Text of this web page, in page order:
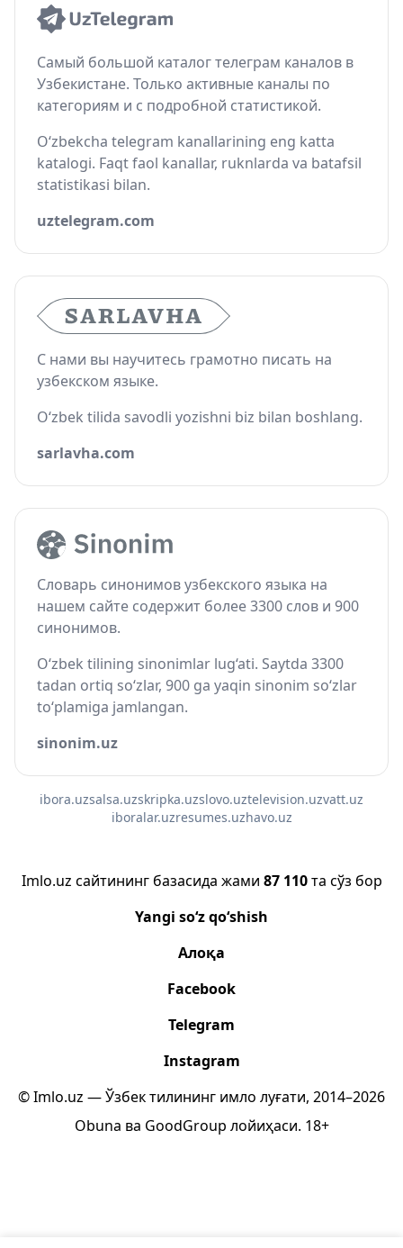
Самый большой каталог телеграм каналов в
Узбекистане. Только активные каналы по
категориям и с подробной статистикой.
O‘zbekcha telegram kanallarining eng katta
katalogi. Faqt faol kanallar, ruknlarda va batafsil
statistikasi bilan.
uztelegram.com
С нами вы научитесь грамотно писать на
узбекском языке.
O‘zbek tilida savodli yozishni biz bilan boshlang.
sarlavha.com
Словарь синонимов узбекского языка на
нашем сайте содержит более 3300 слов и 900
синонимов.
O‘zbek tilining sinonimlar lug‘ati. Saytda 3300
tadan ortiq so‘zlar, 900 ga yaqin sinonim so‘zlar
to‘plamiga jamlangan.
sinonim.uz
ibora.uzsalsa.uzskripka.uzslovo.uztelevision.uzvatt.uz
iboralar.uzresumes.uzhavo.uz
Imlo.uz сайтининг базасида жами 87 110та сўз бор
Yangi so‘z qo‘shish
Алоқа
Facebook
Telegram
Instagram
© Imlo.uz — Ўзбек тилининг имло луғати, 2014–2026
Obuna ва GoodGroup лойиҳаси. 18+